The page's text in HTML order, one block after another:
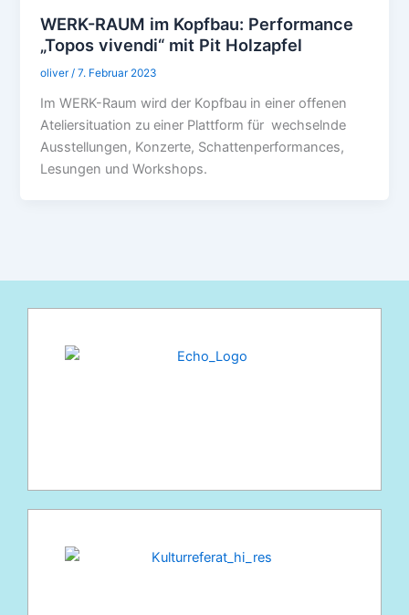
WERK-RAUM im Kopfbau: Performance
„Topos vivendi“ mit Pit Holzapfel
oliver/7. Februar 2023
Im WERK-Raum wird der Kopfbau in einer offenen
Ateliersituation zu einer Plattform für wechselnde
Ausstellungen, Konzerte, Schattenperformances,
Lesungen und Workshops.